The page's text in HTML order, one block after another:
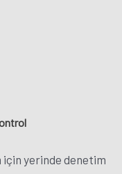
için yerinde denetim